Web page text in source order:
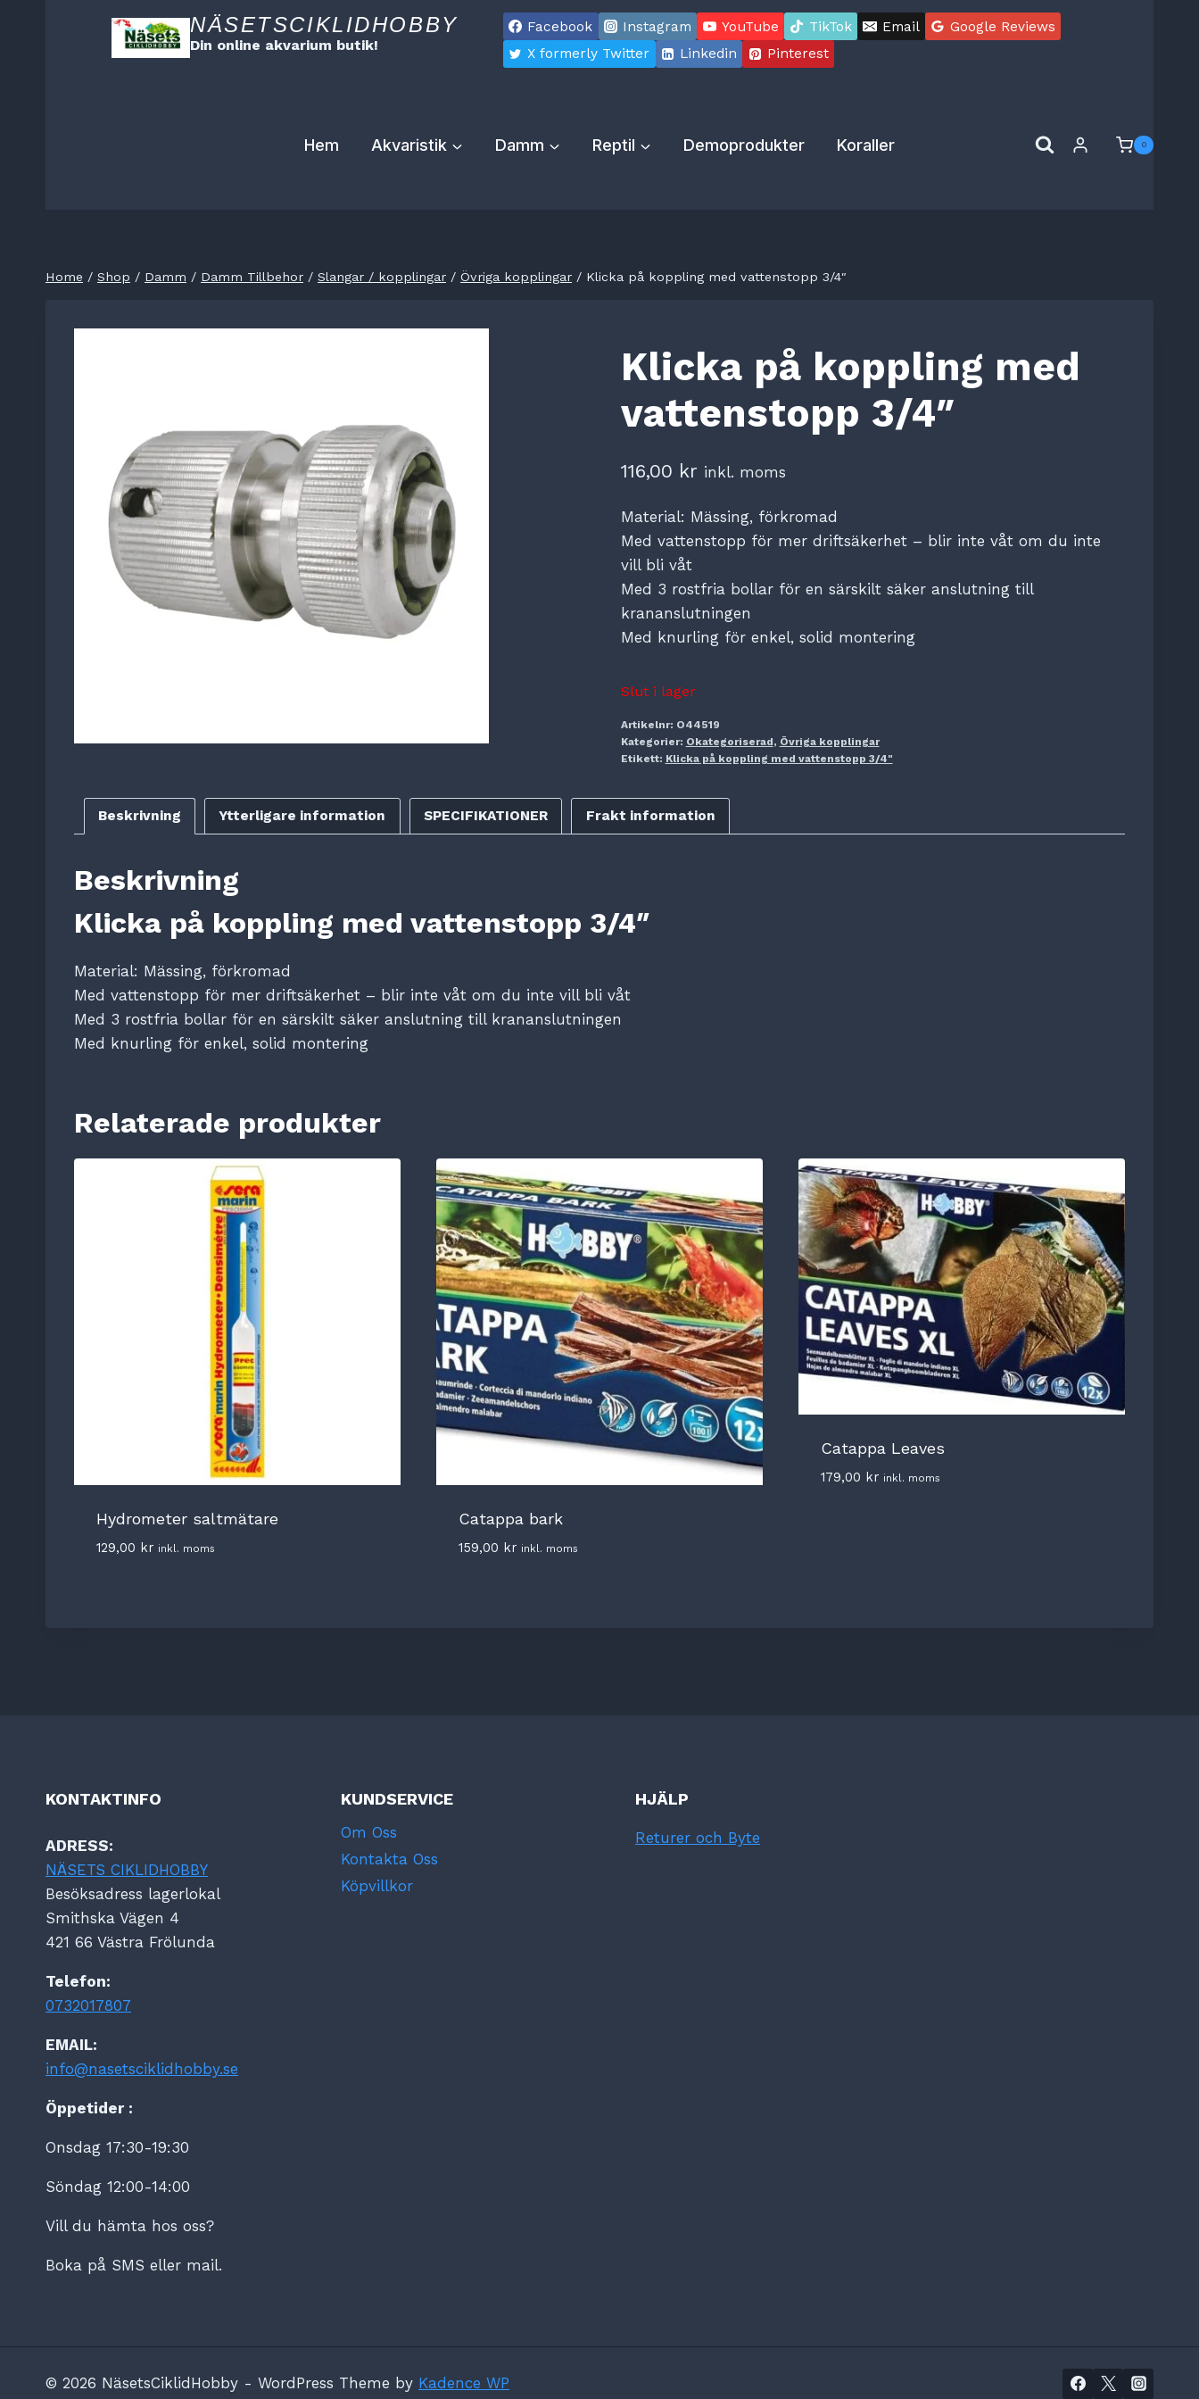
NÄSETSCIKLIDHOBBY
Din online akvarium butik!
Facebook Instagram YouTube TikTok Email
Google Reviews
X formerly Twitter
Linkedin Pinterest
Hem Akvaristik Damm Reptil Demoprodukter Koraller 0
Home / Shop / Damm / Damm Tillbehor / Slangar / kopplingar / Övriga kopplingar / Klicka på koppling med vattenstopp 3/4″
Klicka på koppling med
vattenstopp 3/4″
116,00 kr inkl. moms
Material: Mässing, förkromad
Med vattenstopp för mer driftsäkerhet – blir inte våt om du inte
vill bli våt
Med 3 rostfria bollar för en särskilt säker anslutning till
krananslutningen
Med knurling för enkel, solid montering
Slut i lager
Artikelnr: O44519
Kategorier: Okategoriserad, Övriga kopplingar
Etikett: Klicka på koppling med vattenstopp 3/4"
Beskrivning Ytterligare information SPECIFIKATIONER Frakt information
Beskrivning
Klicka på koppling med vattenstopp 3/4″
Material: Mässing, förkromad
Med vattenstopp för mer driftsäkerhet – blir inte våt om du inte vill bli våt
Med 3 rostfria bollar för en särskilt säker anslutning till krananslutningen
Med knurling för enkel, solid montering
Relaterade produkter
Hydrometer saltmätare
129,00 kr inkl. moms
Catappa bark
159,00 kr inkl. moms
Catappa Leaves
179,00 kr inkl. moms
KONTAKTINFO
ADRESS:
NÄSETS CIKLIDHOBBY
Besöksadress lagerlokal
Smithska Vägen 4
421 66 Västra Frölunda
Telefon:
0732017807
EMAIL:
info@nasetsciklidhobby.se
Öppetider :
Onsdag 17:30-19:30
Söndag 12:00-14:00
Vill du hämta hos oss?
Boka på SMS eller mail.
KUNDSERVICE
Om Oss
Kontakta Oss
Köpvillkor
HJÄLP
Returer och Byte
© 2026 NäsetsCiklidHobby - WordPress Theme by Kadence WP